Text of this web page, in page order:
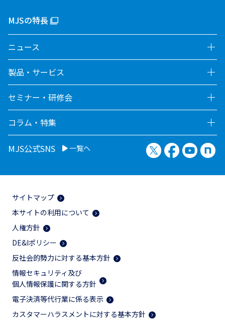
MJSの特長
ニュース
製品・サービス
セミナー・研修会
コラム・特集
MJS公式SNS 一覧へ X（旧Twitter）
Facebook
サイトマップ
本サイトの利用について
人権方針
DE&Iポリシー
反社会的勢力に対する基本方針
情報セキュリティ及び
個人情報保護に関する方針
電子決済等代行業に係る表示
カスタマーハラスメントに対する基本方針